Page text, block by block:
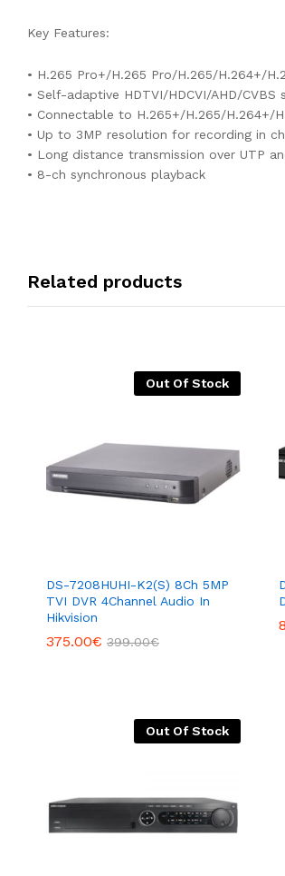
Key Features:
• H.265 Pro+/H.265 Pro/H.265/H.264+/
• Self-adaptive HDTVI/HDCVI/AHD/CVBS
• Connectable to H.265+/H.265/H.264+/
• Up to 3MP resolution for recording in
• Long distance transmission over UTP
• 8-ch synchronous playback
Related products
Out Of Stock
DS-7208HUHI-K2(S) 8Ch 5MP
TVI DVR 4Channel Audio In
Hikvision
375.00€ 399.00€
Out Of Stock